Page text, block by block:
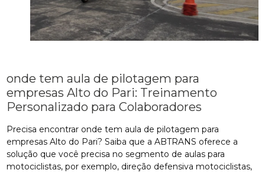
onde tem aula de pilotagem para
empresas Alto do Pari: Treinamento
Personalizado para Colaboradores
Precisa encontrar onde tem aula de pilotagem para
empresas Alto do Pari? Saiba que a ABTRANS oferece a
solução que você precisa no segmento de aulas para
motociclistas, por exemplo, direção defensiva motociclistas,